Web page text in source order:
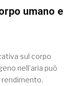
umano e
sul corpo
nell’aria può